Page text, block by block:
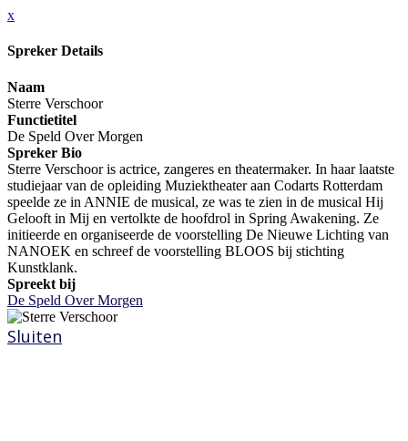
x
Spreker Details
Naam
Sterre Verschoor
Functietitel
De Speld Over Morgen
Spreker Bio
Sterre Verschoor is actrice, zangeres en theatermaker. In haar laatste
studiejaar van de opleiding Muziektheater aan Codarts Rotterdam
speelde ze in ANNIE de musical, ze was te zien in de musical Hij
Gelooft in Mij en vertolkte de hoofdrol in Spring Awakening. Ze
initieerde en organiseerde de voorstelling De Nieuwe Lichting van
NANOEK en schreef de voorstelling BLOOS bij stichting
Kunstklank.
Spreekt bij
De Speld Over Morgen
Sluiten